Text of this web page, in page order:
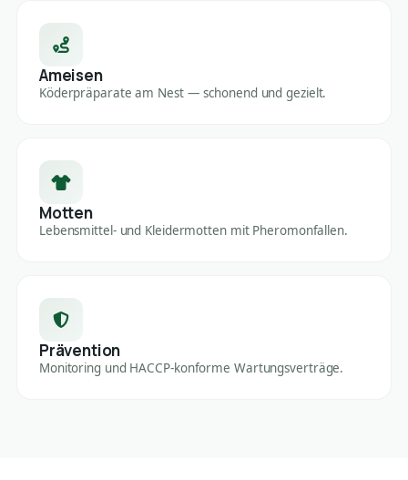
Ameisen
Köderpräparate am Nest — schonend und gezielt.
Motten
Lebensmittel- und Kleidermotten mit Pheromonfallen.
Prävention
Monitoring und HACCP-konforme Wartungsverträge.